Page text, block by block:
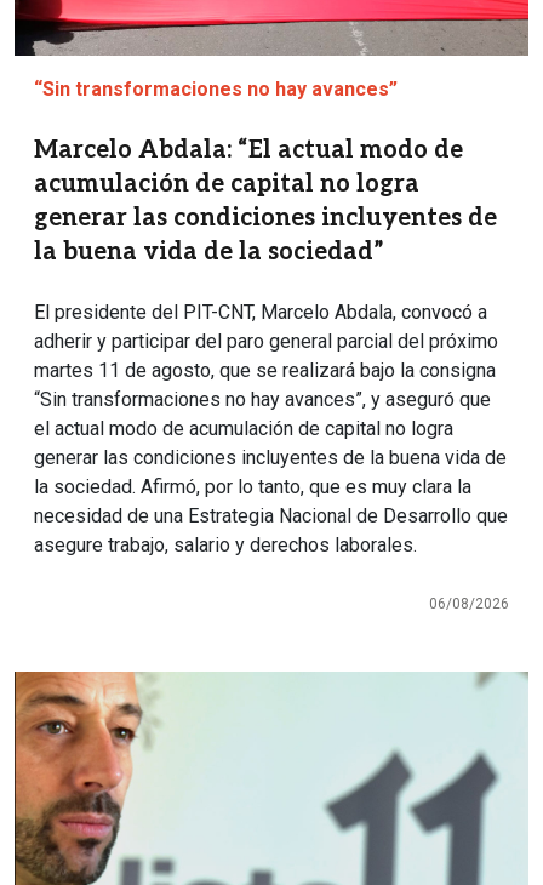
“Sin transformaciones no hay avances”
Marcelo Abdala: “El actual modo de
acumulación de capital no logra
generar las condiciones incluyentes de
la buena vida de la sociedad”
El presidente del PIT-CNT, Marcelo Abdala, convocó a
adherir y participar del paro general parcial del próximo
martes 11 de agosto, que se realizará bajo la consigna
“Sin transformaciones no hay avances”, y aseguró que
el actual modo de acumulación de capital no logra
generar las condiciones incluyentes de la buena vida de
la sociedad. Afirmó, por lo tanto, que es muy clara la
necesidad de una Estrategia Nacional de Desarrollo que
asegure trabajo, salario y derechos laborales.
06/08/2026
Imagen